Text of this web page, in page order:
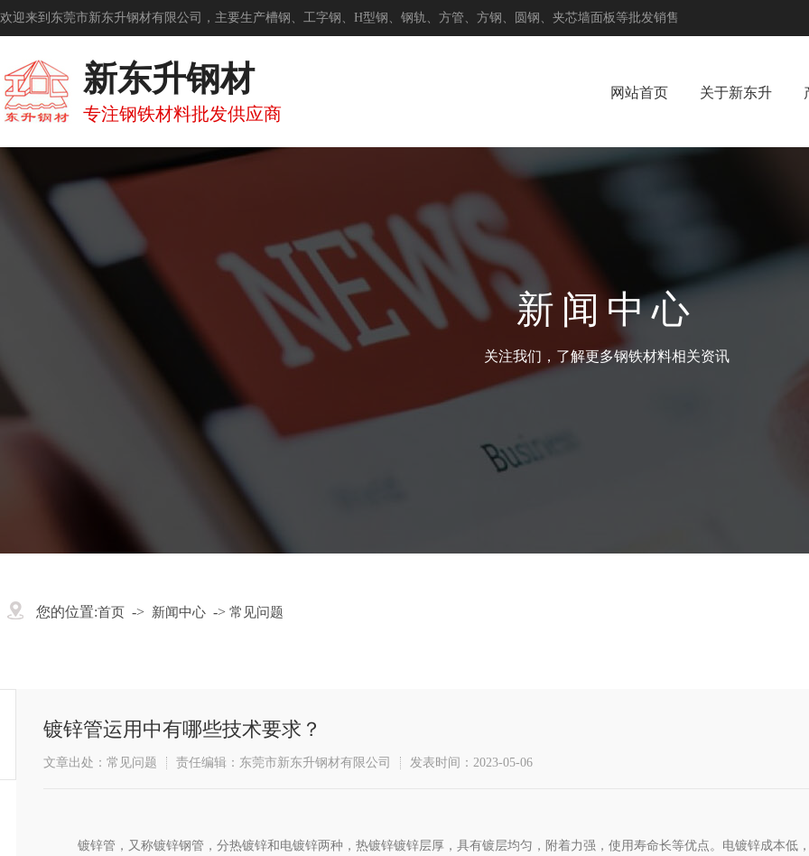
欢迎来到东莞市新东升钢材有限公司，主要生产槽钢、工字钢、H型钢、钢轨、方管、方钢、圆钢、夹芯墙面板等批发销售
新东升钢材
专注钢铁材料批发供应商
网站首页 关于新东升
新闻中心
关注我们，了解更多钢铁材料相关资讯
您的位置:首页 -> 新闻中心 -> 常见问题
镀锌管运用中有哪些技术要求？
文章出处：常见问题 责任编辑：东莞市新东升钢材有限公司 发表时间：2023-05-06
镀锌管，又称镀锌钢管，分热镀锌和电镀锌两种，热镀锌镀锌层厚，具有镀层均匀，附着力强，使用寿命长等优点。电镀锌成本低